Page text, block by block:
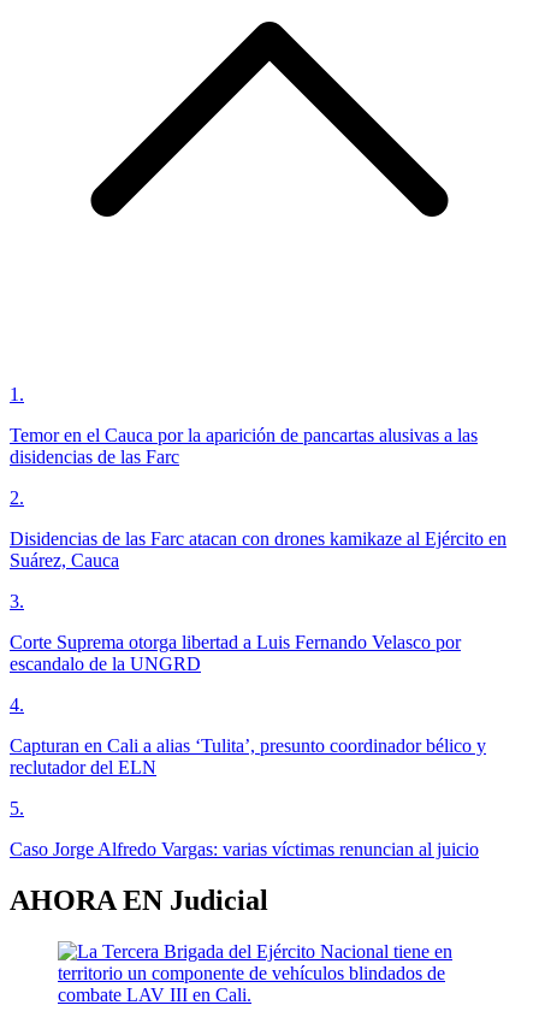
1 .
Temor en el Cauca por la aparición de pancartas alusivas a las
disidencias de las Farc
2.
Disidencias de las Farc atacan con drones kamikaze al Ejército en
Suárez, Cauca
3.
Corte Suprema otorga libertad a Luis Fernando Velasco por
escandalo de la UNGRD
4.
Capturan en Cali a alias ‘Tulita’, presunto coordinador bélico y
reclutador del ELN
5.
Caso Jorge Alfredo Vargas: varias víctimas renuncian al juicio
AHORA EN Judicial